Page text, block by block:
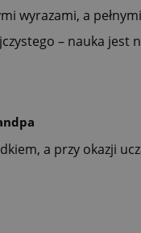
wyrazami, a
– nauka jest
a przy okazji